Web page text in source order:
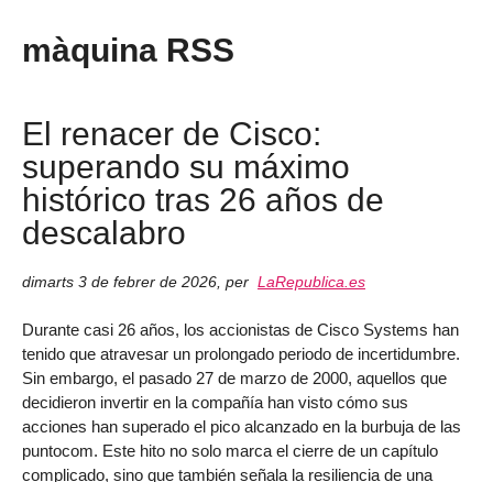
màquina RSS
El renacer de Cisco:
superando su máximo
histórico tras 26 años de
descalabro
dimarts 3 de febrer de 2026 per LaRepublica.es
Durante casi 26 años, los accionistas de Cisco Systems han
tenido que atravesar un prolongado periodo de incertidumbre.
Sin embargo, el pasado 27 de marzo de 2000, aquellos que
decidieron invertir en la compañía han visto cómo sus
acciones han superado el pico alcanzado en la burbuja de las
puntocom. Este hito no solo marca el cierre de un capítulo
complicado, sino que también señala la resiliencia de una